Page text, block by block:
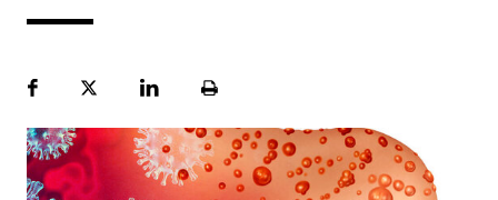
FacebookPlattformLinekdInSeite